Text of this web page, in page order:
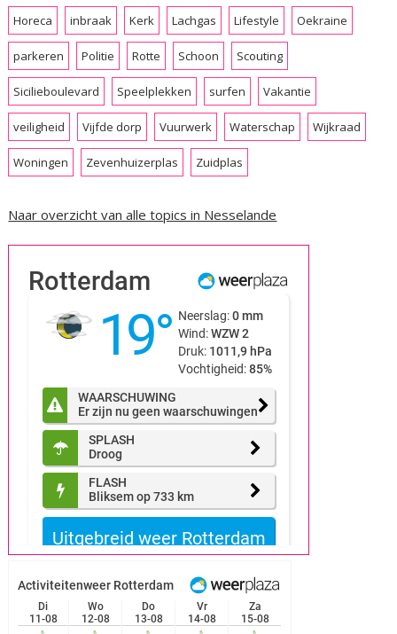
Horeca inbraak Kerk Lachgas Lifestyle Oekraine
parkeren Politie Rotte Schoon Scouting
Sicilieboulevard Speelplekken surfen Vakantie
veiligheid Vijfde dorp Vuurwerk Waterschap Wijkraad
Woningen Zevenhuizerplas Zuidplas
Naar overzicht van alle topics in Nesselande